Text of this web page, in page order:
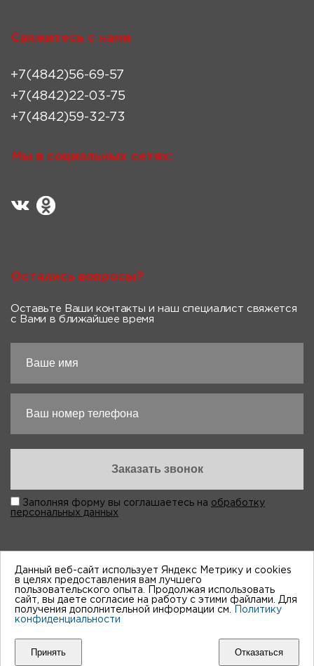
Свяжитесь с нами
+7(4842)56-69-57
+7(4842)22-03-75
+7(4842)59-32-73
Мы в социальных сетях:
Остались вопросы?
Оставьте Ваши контакты и наш специалист свяжется
с Вами в ближайшее время
Заполняя форму вы соглашаетесь на обработку
персональных данных
“Виктория-Авто”, 1998-2026
Мы принимем к оплате:
Данный веб-сайт использует Яндекс Метрику и cookies
в целях предоставления вам лучшего
пользовательского опыта. Продолжая использовать
сайт, вы даете согласие на работу с этими файлами. Для
получения дополнительной информации см.
Политику
конфиденциальности
Принять Отказаться